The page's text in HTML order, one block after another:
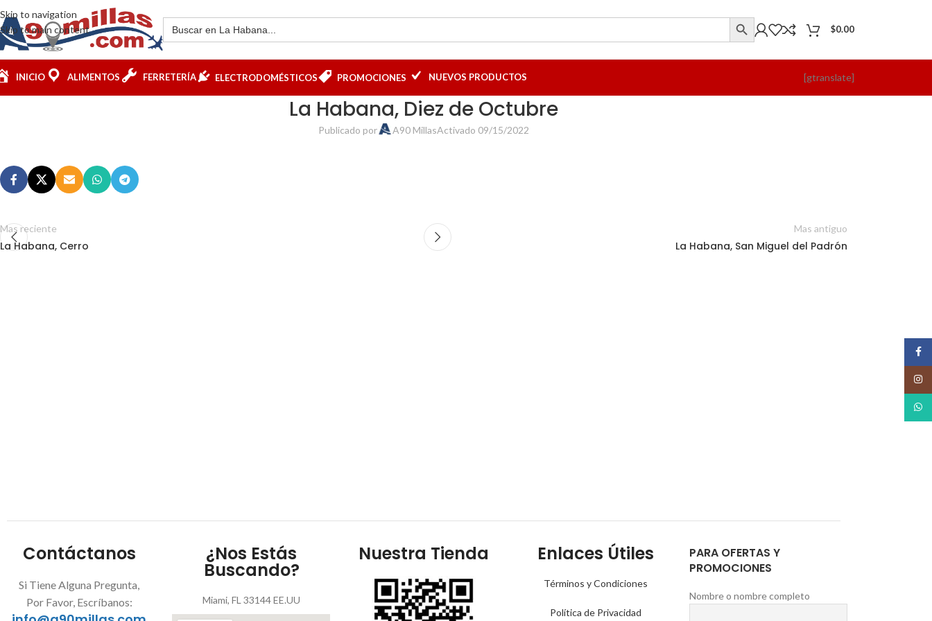
Skip to navigation
Skip to main content
$0.00
INICIO ALIMENTOS FERRETERÍA ELECTRODOMÉSTICOS PROMOCIONES NUEVOS PRODUCTOS [gtranslate]
La Habana, Diez de Octubre
Publicado por A90 MillasActivado 09/15/2022
Mas reciente
La Habana, Cerro
Mas antiguo
La Habana, San Miguel del Padrón
Contáctanos
Si Tiene Alguna Pregunta,
Por Favor, Escríbanos:
¿Nos Estás
Buscando?
Miami, FL 33144 EE.UU
Nuestra Tienda Enlaces Útiles
Términos y Condiciones
Política de Privacidad
PARA OFERTAS Y
PROMOCIONES
Nombre o nombre completo